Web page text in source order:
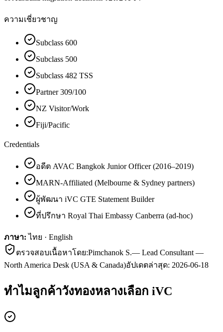
ความเชี่ยวชาญ
Subclass 600
Subclass 500
Subclass 482 TSS
Partner 309/100
NZ Visitor/Work
Fiji/Pacific
Credentials
อดีต AVAC Bangkok Junior Officer (2016–2019)
MARN-Affiliated (Melbourne & Sydney partners)
ผู้พัฒนา iVC GTE Statement Builder
ที่ปรึกษา Royal Thai Embassy Canberra (ad-hoc)
ภาษา: ไทย · English
ตรวจสอบเนื้อหาโดย:Pimchanok S.— Lead Consultant —
North America Desk (USA & Canada)อัปเดตล่าสุด: 2026-06-18
ทำไมลูกค้าวังทองหลางเลือก iVC